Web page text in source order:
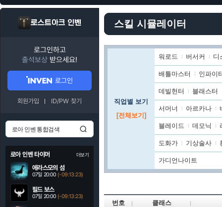
로스트아크 인벤
로그인하고
출석보상 받으세요!
로그인
회원가입 ID/PW 찾기
로아 인벤 타이머 더보기
에라스모의 섬
07일 20:00 (-09:13:22)
필드 보스
07일 20:00 (-09:13:22)
스킬 시뮬레이터
직업별 보기
[전체보기]
워로드 버서커 디
배틀마스터 인파이
데빌헌터 블래스터
서머너 아르카나
블레이드 데모닉
도화가 기상술사
가디언나이트
번호 클래스